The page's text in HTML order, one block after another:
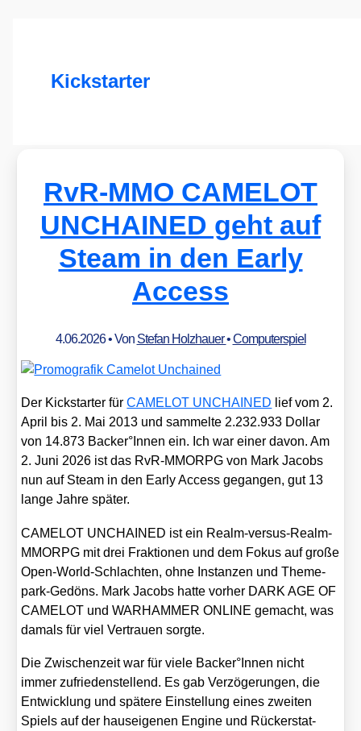
Kickstarter
RvR-MMO CAMELOT
UNCHAINED geht auf
Steam in den Early
Access
4.06.2026• Von Stefan Holzhauer•Computerspiel
Der Kick­star­ter fürCAMELOT UNCHAINED lief vom 2.
April bis 2. Mai 2013 und sam­mel­te 2.232.933 Dol­lar
von 14.873 Backer°Innen ein. Ich war einer davon. Am
2. Juni 2026 ist das RvR-MMORPG von Mark Jacobs
nun auf Steam in den Ear­ly Access gegan­gen, gut 13
lan­ge Jah­re spä­ter.
CAMELOT UNCHAINED ist ein Realm-ver­sus-Realm-
MMORPG mit drei Frak­tio­nen und dem Fokus auf gro­ße
Open-World-Schlach­ten, ohne Instan­zen und Theme­
park-Gedöns. Mark Jacobs hat­te vor­her DARK AGE OF
CAMELOT und WARHAMMER ONLINE gemacht, was
damals für viel Ver­trau­en sorg­te.
Die Zwi­schen­zeit war für vie­le Backer°Innen nicht
immer zufrie­den­stel­lend. Es gab Ver­zö­ge­run­gen, die
Ent­wick­lung und spä­te­re Ein­stel­lung eines zwei­ten
Spiels auf der haus­ei­ge­nen Engi­ne und Rück­erstat­